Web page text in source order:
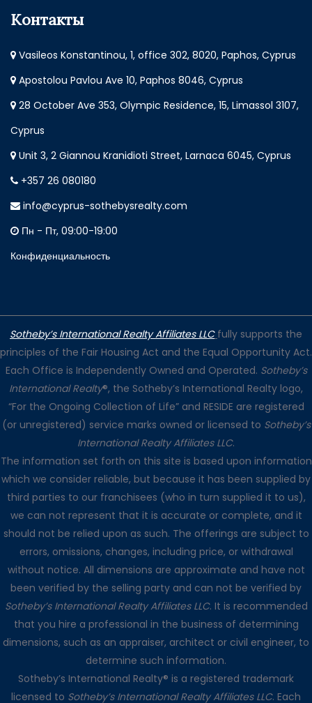
Контакты
Vasileos Konstantinou, 1, office 302, 8020, Paphos, Cyprus
Apostolou Pavlou Ave 10, Paphos 8046, Cyprus
28 October Ave 353, Olympic Residence, 15, Limassol 3107,
Cyprus
Unit 3, 2 Giannou Kranidioti Street, Larnaca 6045, Cyprus
+357 26 080180
info@cyprus-sothebysrealty.com
Пн - Пт, 09:00-19:00
Конфиденциальность
Sotheby’s International Realty Affiliates LLC fully supports the
principles of the Fair Housing Act and the Equal Opportunity Act.
Each Office is Independently Owned and Operated. Sotheby’s
International Realty®, the Sotheby’s International Realty logo,
“For the Ongoing Collection of Life” and RESIDE are registered
(or unregistered) service marks owned or licensed to Sotheby’s
International Realty Affiliates LLC.
The information set forth on this site is based upon information
which we consider reliable, but because it has been supplied by
third parties to our franchisees (who in turn supplied it to us),
we can not represent that it is accurate or complete, and it
should not be relied upon as such. The offerings are subject to
errors, omissions, changes, including price, or withdrawal
without notice. All dimensions are approximate and have not
been verified by the selling party and can not be verified by
Sotheby’s International Realty Affiliates LLC. It is recommended
that you hire a professional in the business of determining
dimensions, such as an appraiser, architect or civil engineer, to
determine such information.
Sotheby’s International Realty® is a registered trademark
licensed to Sotheby’s International Realty Affiliates LLC. Each